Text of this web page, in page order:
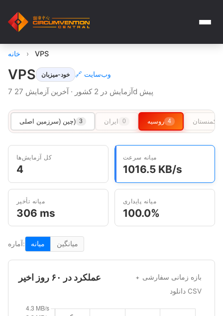
خانه › VPS
VPS خود-میزبان 🔗 وب‌سایت
7 آزمایش در 2 کشور · آخرین آزمایش 27d پیش
چین (سرزمین اصلی) 3 ایران 0 روسیه 4 ترکمنستان
کل آزمایش‌ها
4
میانه سرعت
1016.5 KB/s
میانه تأخیر
306 ms
میانه پایداری
100.0%
آماره: میانه میانگین
عملکرد در ۶۰ روز اخیر
بازه زمانی سفارشی
دانلود CSV